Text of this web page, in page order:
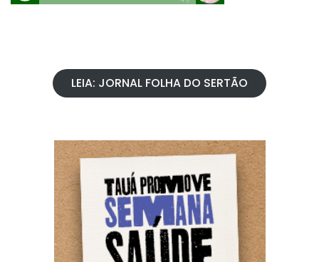
LEIA: JORNAL FOLHA DO SERTÃO